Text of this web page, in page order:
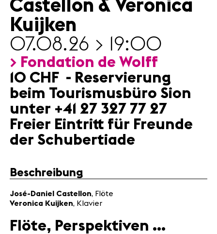
Partner
News
Konzerte
Freiwillige
Medien
Presse
Jobs
Über uns
Impressum
Castellon & Veronica
Kuijken
07.08.26 > 19:00
> Fondation de Wolff
10 CHF - Reservierung
beim Tourismusbüro Sion
unter +41 27 327 77 27
Freier Eintritt für Freunde
der Schubertiade
Beschreibung
José-Daniel Castellon, Flöte
Veronica Kuijken, Klavier
Flöte, Perspektiven …